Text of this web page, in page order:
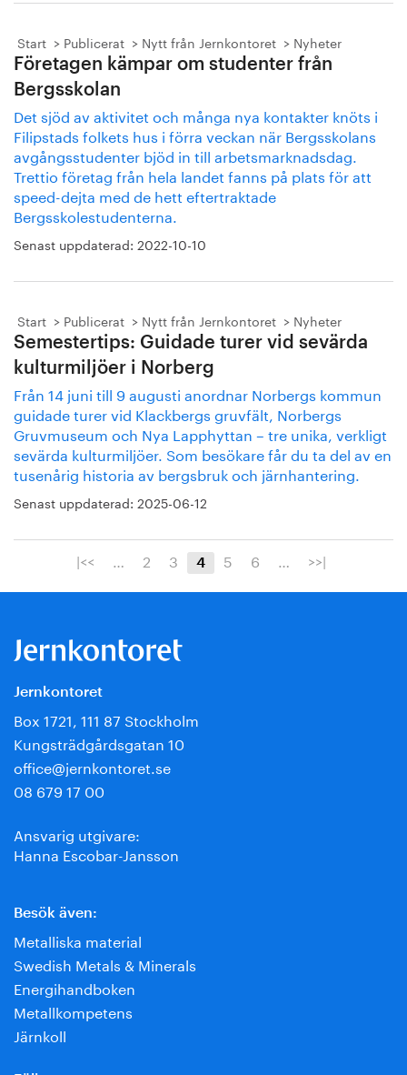
Start Publicerat Nytt från Jernkontoret Nyheter
Företagen kämpar om studenter från
Bergsskolan
Det sjöd av aktivitet och många nya kontakter knöts i
Filipstads folkets hus i förra veckan när Bergsskolans
avgångsstudenter bjöd in till arbetsmarknadsdag.
Trettio företag från hela landet fanns på plats för att
speed-dejta med de hett eftertraktade
Bergsskolestudenterna.
Senast uppdaterad: 2022-10-10
Start Publicerat Nytt från Jernkontoret Nyheter
Semestertips: Guidade turer vid sevärda
kulturmiljöer i Norberg
Från 14 juni till 9 augusti anordnar Norbergs kommun
guidade turer vid Klackbergs gruvfält, Norbergs
Gruvmuseum och Nya Lapphyttan – tre unika, verkligt
sevärda kulturmiljöer. Som besökare får du ta del av en
tusenårig historia av bergsbruk och järnhantering.
Senast uppdaterad: 2025-06-12
|<< … 2 3 4 5 6 … >>|
Jernkontoret
Box 1721, 111 87 Stockholm
Kungsträdgårdsgatan 10
office@jernkontoret.se
08 679 17 00
Ansvarig utgivare:
Hanna Escobar-Jansson
Besök även:
Metalliska material
Swedish Metals & Minerals
Energihandboken
Metallkompetens
Järnkoll